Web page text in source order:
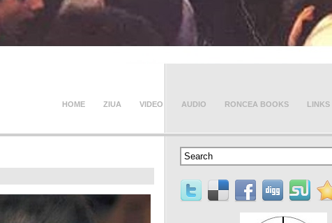
HOME ZIUA VIDEO AUDIO RONCEA BOOKS LINKS